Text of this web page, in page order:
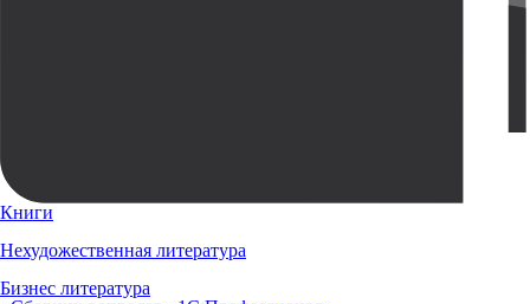
Книги
Нехудожественная литература
Бизнес литература